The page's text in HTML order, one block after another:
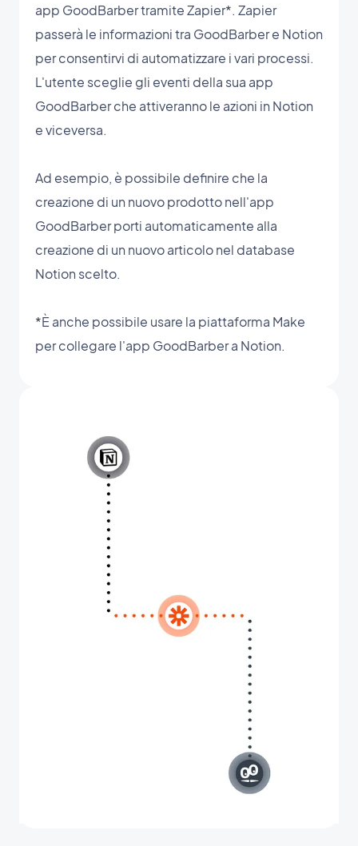
app GoodBarber tramite Zapier*. Zapier
passerà le informazioni tra GoodBarber e Notion
per consentirvi di automatizzare i vari processi.
L'utente sceglie gli eventi della sua app
GoodBarber che attiveranno le azioni in Notion
e viceversa.
Ad esempio, è possibile definire che la
creazione di un nuovo prodotto nell'app
GoodBarber porti automaticamente alla
creazione di un nuovo articolo nel database
Notion scelto.
*È anche possibile usare la piattaforma Make
per collegare l'app GoodBarber a Notion.